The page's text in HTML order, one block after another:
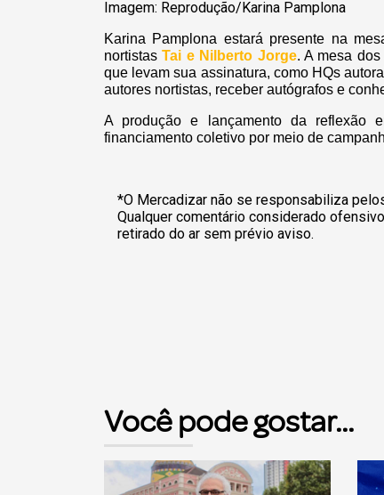
Imagem: Reprodução/Karina Pamplona
Karina Pamplona estará presente na
nortistasTai e Nilberto Jorge. A mesa
que levam sua assinatura, como HQs
autores nortistas, receber autógrafos e
A produção e lançamento da reflexão
financiamento coletivo por meio de
*O Mercadizar não se responsabiliza
Qualquer comentário considerado
retirado do ar sem prévio aviso.
Você pode gostar...